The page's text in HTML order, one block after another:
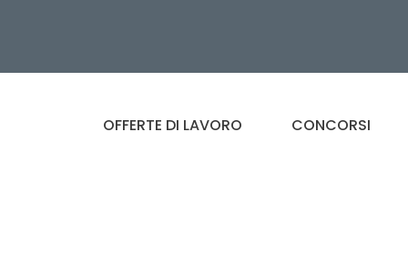
OFFERTE DI LAVORO CONCORSI